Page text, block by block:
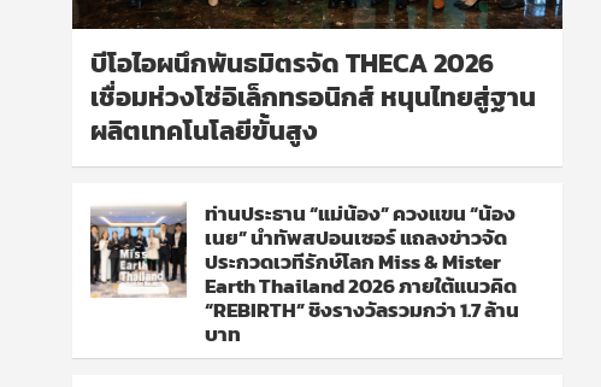
บีโอไอผนึกพันธมิตรจัด THECA 2026
เชื่อมห่วงโซ่อิเล็กทรอนิกส์ หนุนไทยสู่ฐาน
ผลิตเทคโนโลยีขั้นสูง
ท่านประธาน “แม่น้อง” ควงแขน “น้อง
เนย” นำทัพสปอนเซอร์ แถลงข่าวจัด
ประกวดเวทีรักษ์โลก Miss & Mister
Earth Thailand 2026 ภายใต้แนวคิด
“REBIRTH” ชิงรางวัลรวมกว่า 1.7 ล้าน
บาท